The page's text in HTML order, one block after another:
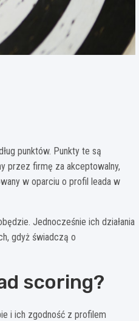
punktów. Punkty te są
przez firmę za akceptowalny,
w oparciu o profil leada w
Jednocześnie ich działania
gdyż świadczą o
scoring?
i ich zgodność z profilem